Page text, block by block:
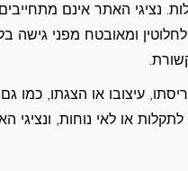
האתר אינם
ומאובטח מפני גישה
עיצובו או הצגתו, כמו גם
או לאי נוחות,